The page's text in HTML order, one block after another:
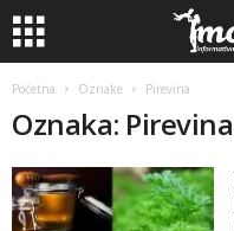
Početna Oznake Pirevina
Oznaka: Pirevina